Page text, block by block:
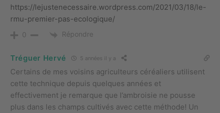
https://lejustenecessaire.wordpress.com/2021/03/18/le-
rmu-premier-pas-ecologique/
0 Répondre
Tréguer Hervé 5 années il y a
Certains de mes voisins agriculteurs céréaliers utilisent
cette technique depuis quelques années et
effectivement je remarque que l’ambroisie ne pousse
plus dans les champs cultivés avec cette méthode! Un